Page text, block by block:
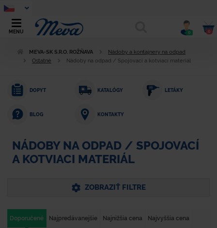
MENU 0 0
MEVA-SK S.R.O. ROŽŇAVA
Nádoby a kontajnery na odpad
Ostatné
Nádoby na odpad / Spojovací a kotviaci materiál
DOPYT KATALÓGY LETÁKY
BLOG KONTAKTY
NÁDOBY NA ODPAD / SPOJOVACÍ
A KOTVIACI MATERIÁL
ZOBRAZIŤ FILTRE
Doporučené Najpredávanejšie Najnižšia cena Najvyššia cena